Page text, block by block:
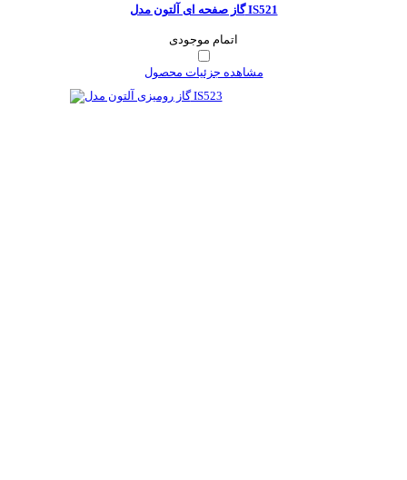
گاز صفحه ای آلتون مدل IS521
اتمام موجودی
مشاهده جزئیات محصول